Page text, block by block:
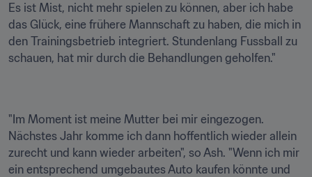
Es ist Mist, nicht mehr spielen zu können, aber ich habe
das Glück, eine frühere Mannschaft zu haben, die mich in
den Trainingsbetrieb integriert. Stundenlang Fussball zu
schauen, hat mir durch die Behandlungen geholfen."
"Im Moment ist meine Mutter bei mir eingezogen.
Nächstes Jahr komme ich dann hoffentlich wieder allein
zurecht und kann wieder arbeiten", so Ash. "Wenn ich mir
ein entsprechend umgebautes Auto kaufen könnte und